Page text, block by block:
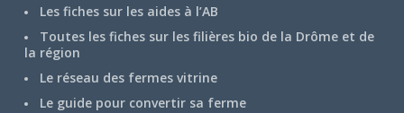
Les fiches sur les aides à l’AB
Toutes les fiches sur les filières bio de la Drôme et de
la région
Le réseau des fermes vitrine
Le guide pour convertir sa ferme